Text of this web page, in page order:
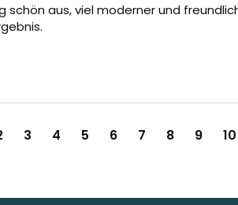
aus, viel moderner und
3 4 5 6 7 8 9 10